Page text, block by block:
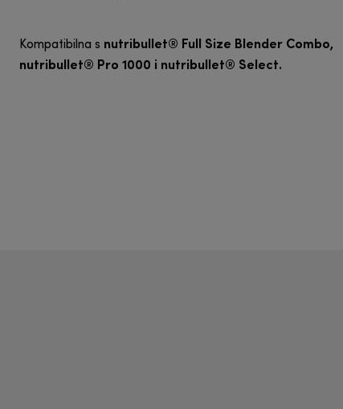
Kompatibilna s nutribullet® Full Size Blender Combo,
nutribullet® Pro 1000 i nutribullet® Select.